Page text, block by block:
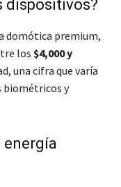
dispositivos?
domótica premium,
los $4,000 y
una cifra que varía
biométricos y
energía